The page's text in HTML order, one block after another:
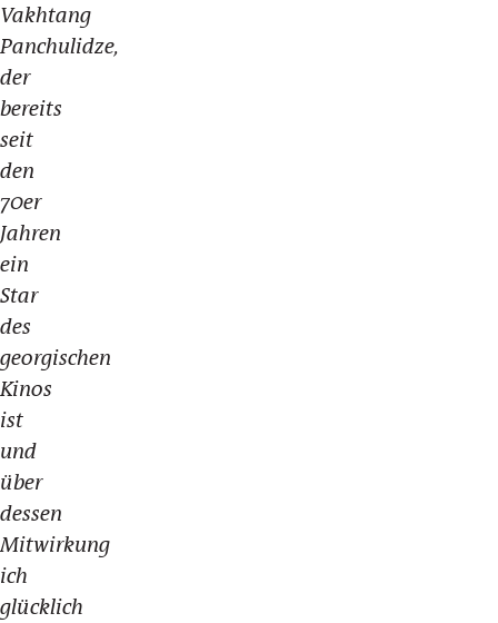
Vakhtang
Panchulidze,
der
bereits
seit
den
70er
Jahren
ein
Star
des
georgischen
Kinos
ist
und
über
dessen
Mitwirkung
ich
glücklich